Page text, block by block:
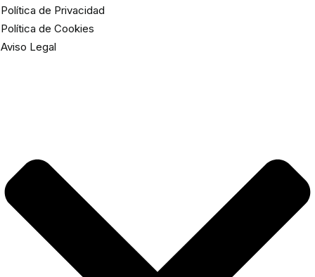
Política de Privacidad
Política de Cookies
Aviso Legal